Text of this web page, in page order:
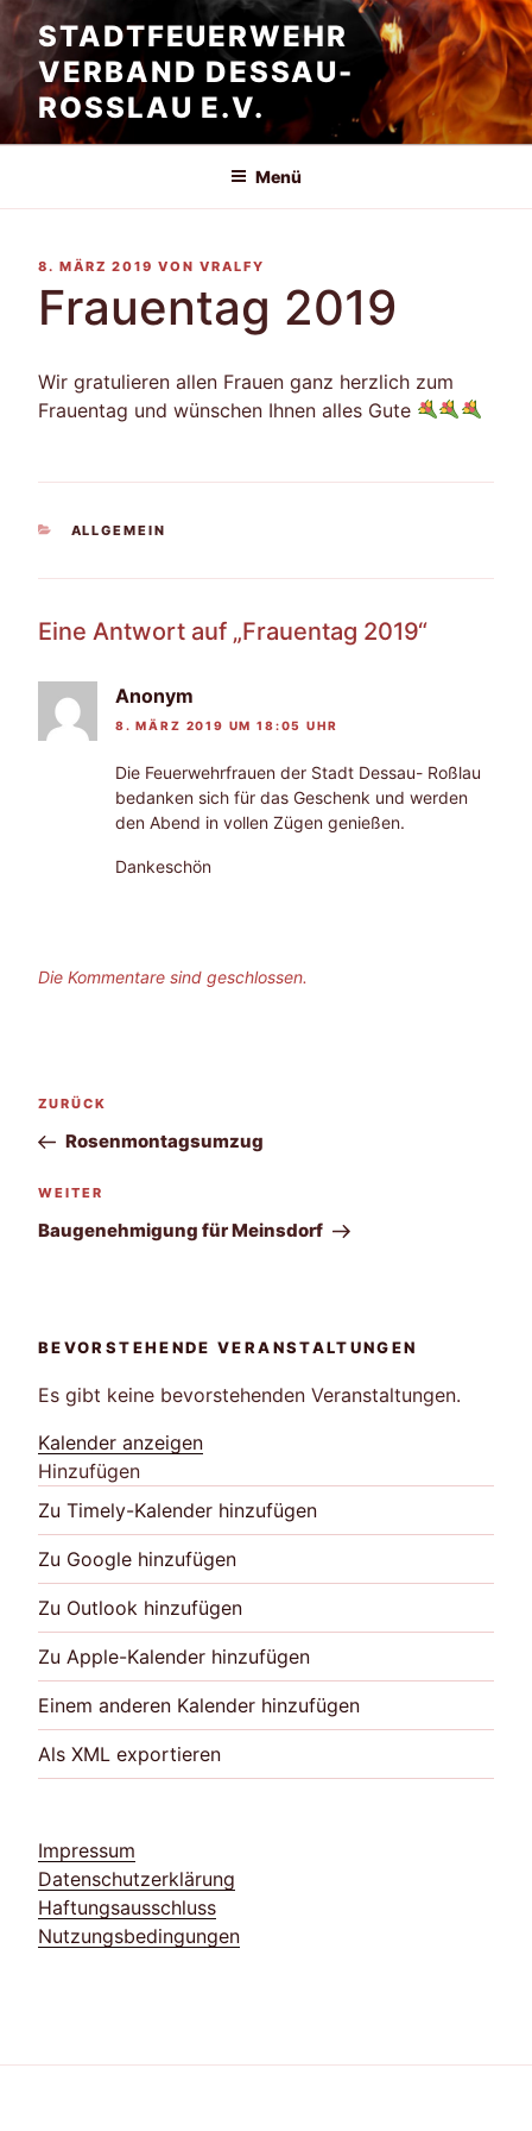
Zum
Inhalt
springen
STADT​FEUERWEHR​
VERBAND DESSAU-​
ROSSLAU E.V.
Menü
VERÖFFENTLICHT
8. MÄRZ 2019 VON VRALFY
Frauentag 2019
Wir gratulieren allen Frauen ganz herzlich zum
Frauentag und wünschen Ihnen alles Gute
KATEGORIEN
ALLGEMEIN
Eine Antwort auf „Frauentag 2019“
Anonym
8. MÄRZ 2019 UM 18:05 UHR
Die Feuerwehrfrauen der Stadt Dessau- Roßlau
bedanken sich für das Geschenk und werden
den Abend in vollen Zügen genießen.
Dankeschön
Die Kommentare sind geschlossen.
Beitragsnavigation
Vorheriger
Beitrag
ZURÜCK
Rosenmontagsumzug
Nächster
Beitrag
WEITER
Baugenehmigung für Meinsdorf
BEVORSTEHENDE VERANSTALTUNGEN
Es gibt keine bevorstehenden Veranstaltungen.
Kalender anzeigen
Hinzufügen
Zu Timely-Kalender hinzufügen
Zu Google hinzufügen
Zu Outlook hinzufügen
Zu Apple-Kalender hinzufügen
Einem anderen Kalender hinzufügen
Als XML exportieren
Impressum
Datenschutzerklärung
Haftungsausschluss
Nutzungsbedingungen